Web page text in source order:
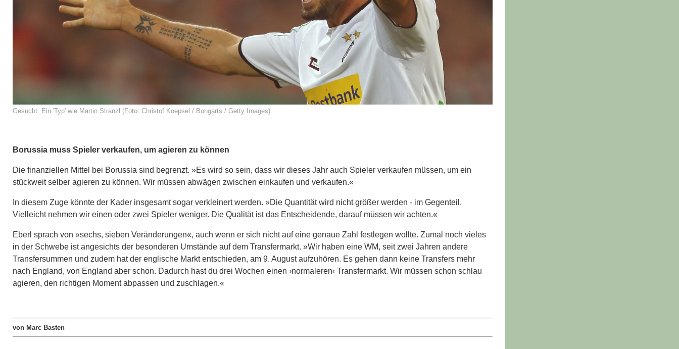
Gesucht: Ein 'Typ' wie Martin Stranzl (Foto: Christof Koepsel / Bongarts / Getty Images)
Borussia muss Spieler verkaufen, um agieren zu können
Die finanziellen Mittel bei Borussia sind begrenzt. »Es wird so sein, dass wir dieses Jahr auch Spieler verkaufen müssen, um ein
stückweit selber agieren zu können. Wir müssen abwägen zwischen einkaufen und verkaufen.«
In diesem Zuge könnte der Kader insgesamt sogar verkleinert werden. »Die Quantität wird nicht größer werden - im Gegenteil.
Vielleicht nehmen wir einen oder zwei Spieler weniger. Die Qualität ist das Entscheidende, darauf müssen wir achten.«
Eberl sprach von »sechs, sieben Veränderungen«, auch wenn er sich nicht auf eine genaue Zahl festlegen wollte. Zumal noch vieles
in der Schwebe ist angesichts der besonderen Umstände auf dem Transfermarkt. »Wir haben eine WM, seit zwei Jahren andere
Transfersummen und zudem hat der englische Markt entschieden, am 9. August aufzuhören. Es gehen dann keine Transfers mehr
nach England, von England aber schon. Dadurch hast du drei Wochen einen ›normaleren‹ Transfermarkt. Wir müssen schon schlau
agieren, den richtigen Moment abpassen und zuschlagen.«
von Marc Basten